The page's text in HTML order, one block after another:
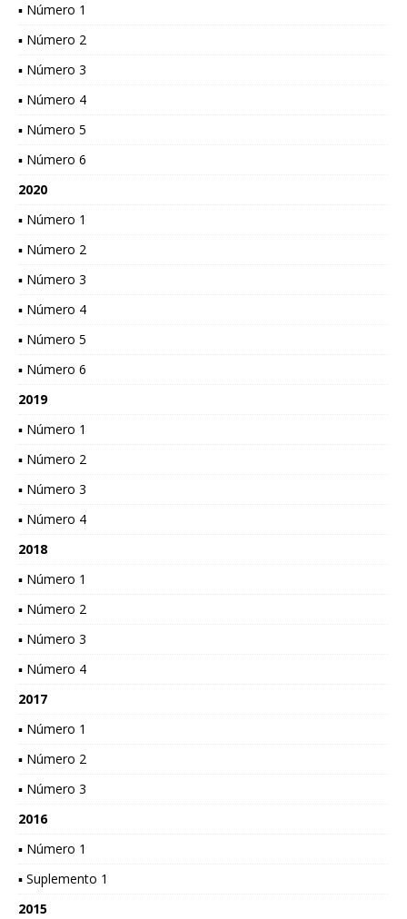
▪ Número 1
▪ Número 2
▪ Número 3
▪ Número 4
▪ Número 5
▪ Número 6
2020
▪ Número 1
▪ Número 2
▪ Número 3
▪ Número 4
▪ Número 5
▪ Número 6
2019
▪ Número 1
▪ Número 2
▪ Número 3
▪ Número 4
2018
▪ Número 1
▪ Número 2
▪ Número 3
▪ Número 4
2017
▪ Número 1
▪ Número 2
▪ Número 3
2016
▪ Número 1
▪ Suplemento 1
2015